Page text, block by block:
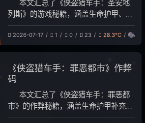
本文汇总了《侠盗猎车手：圣安地
列斯》的游戏秘籍，涵盖生命护甲、武
器获取、通缉星级、天气时间及各类载
具召唤与特效。此外，还包括车辆飞
行、主角属性修改及城市暴动等趣味玩
永久锁定成就，部分效果存档后无法关
闭，且可能引发游戏逻辑异常，建议玩
家谨慎使用。
2026-07-17 1 0 23 28.3℃
《侠盗猎车手：罪恶都市》作弊
码
本文汇总了《侠盗猎车手：罪恶都
市》的作弊秘籍，涵盖生命护甲补充、
通缉星级控制、天气调节、载具召唤与